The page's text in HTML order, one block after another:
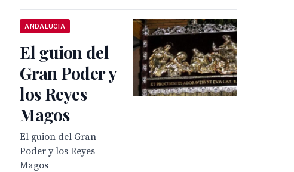
ANDALUCÍA
El guion del
Gran Poder y
los Reyes
Magos
El guion del Gran
Poder y los Reyes
Magos